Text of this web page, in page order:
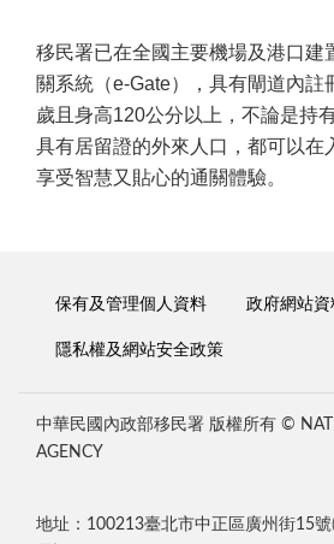
移民署已在全國主要機場及港口建
關系統（e-Gate），具有閘道內註
歲且身高120公分以上，不論是持
具有居留證的外來人口，都可以在
享受智慧又貼心的通關體驗。
保有及管理個人資料 政府網站
隱私權及網站安全政策
中華民國內政部移民署 版權所有 ©
AGENCY
地址：100213臺北市中正區廣州街15號